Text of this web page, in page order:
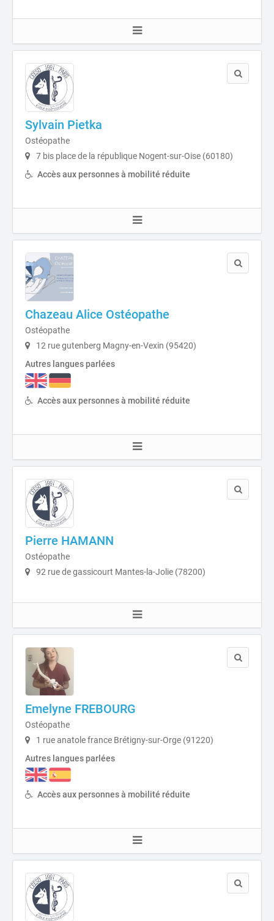
Sylvain Pietka
Ostéopathe
7 bis place de la république Nogent-sur-Oise (60180)
Accès aux personnes à mobilité réduite
Chazeau Alice Ostéopathe
Ostéopathe
12 rue gutenberg Magny-en-Vexin (95420)
Autres langues parlées
Accès aux personnes à mobilité réduite
Pierre HAMANN
Ostéopathe
92 rue de gassicourt Mantes-la-Jolie (78200)
Emelyne FREBOURG
Ostéopathe
1 rue anatole france Brétigny-sur-Orge (91220)
Autres langues parlées
Accès aux personnes à mobilité réduite